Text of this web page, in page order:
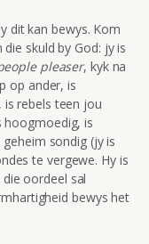
dit kan bewys. Kom
skuld by God: jy is
pleaser, kyk na
op ander, is
rebels teen jou
hoogmoedig, is
geheim sondig (jy is
te vergewe. Hy is
oordeel sal
bewys het